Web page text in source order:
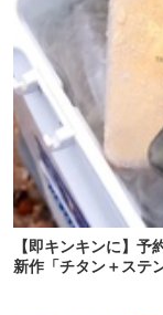
【即キンキンに】
新作「チタン＋ステ